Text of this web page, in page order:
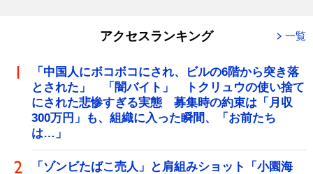
アクセスランキング 一覧
「中国人にボコボコにされ、ビルの6階から突き落
とされた」 「闇バイト」 トクリュウの使い捨て
にされた悲惨すぎる実態 募集時の約束は「月収
300万円」も、組織に入った瞬間、「お前たち
は…」
「ゾンビたばこ売人」と肩組みショット「小園海